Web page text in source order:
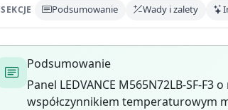
SEKCJE Podsumowanie Wady i zalety
Podsumowanie
Panel LEDVANCE M565N72LB-SF-
współczynnikiem temperaturowym